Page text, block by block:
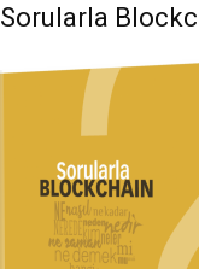
Sorularla